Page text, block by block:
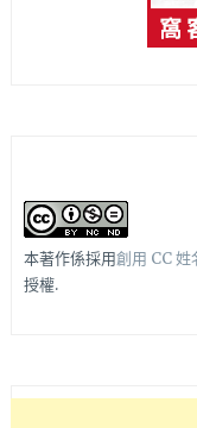
本著作係採用創用 CC
授權.